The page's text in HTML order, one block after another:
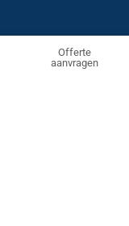
Offerte
aanvragen